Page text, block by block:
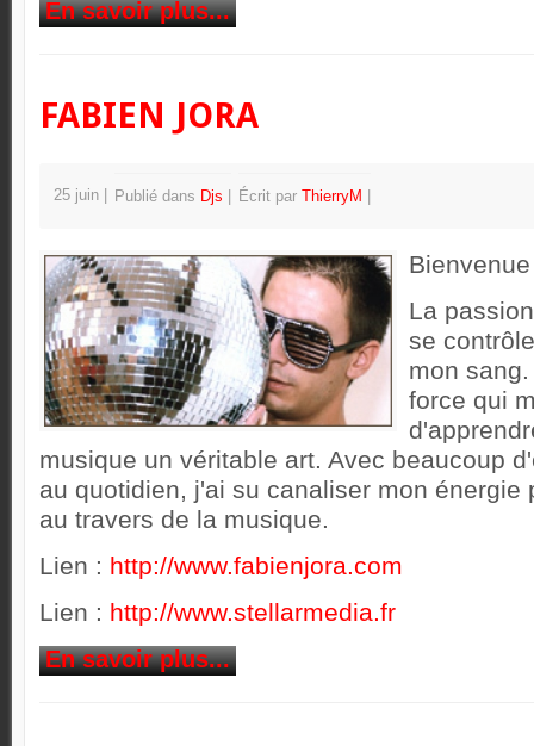
En savoir plus...
FABIEN JORA
25 juin Publié dans Djs Écrit par ThierryM
La
se
mon
force qui
musique un véritable art. Avec beaucoup
au quotidien, j'ai su canaliser mon énergie
au travers de la musique.
Lien : http://www.fabienjora.com
Lien : http://www.stellarmedia.fr
En savoir plus...